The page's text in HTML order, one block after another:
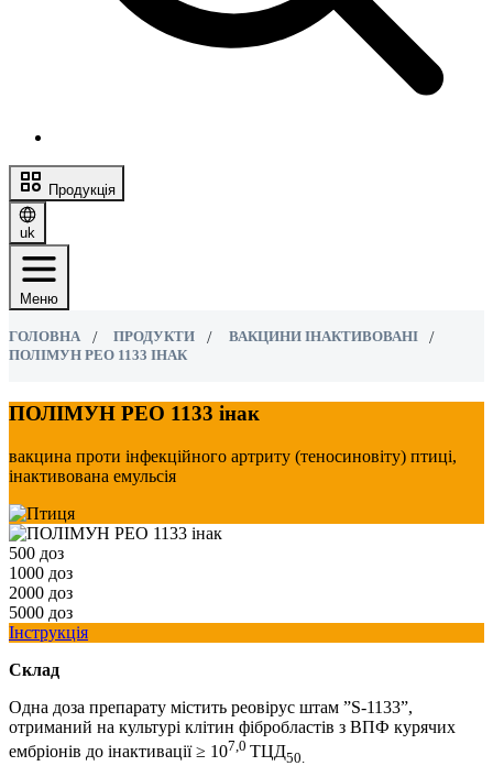
Продукція
uk
Меню
ГОЛОВНА ПРОДУКТИ
ВАКЦИНИ ІНАКТИВОВАНІ
ПОЛІМУН РЕО 1133 ІНАК
ПОЛІМУН РЕО 1133 інак
вакцина проти інфекційного артриту (теносиновіту) птиці,
інактивована емульсія
500 доз
1000 доз
2000 доз
5000 доз
Інструкція
Склад
Одна доза препарату містить реовірус штам ”S-1133”,
отриманий на культурі клітин фібробластів з ВПФ курячих
ембріонів до інактивації≥ 107,0 ТЦД50.